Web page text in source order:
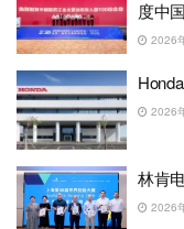
度中
2026
2026
林肯
2026